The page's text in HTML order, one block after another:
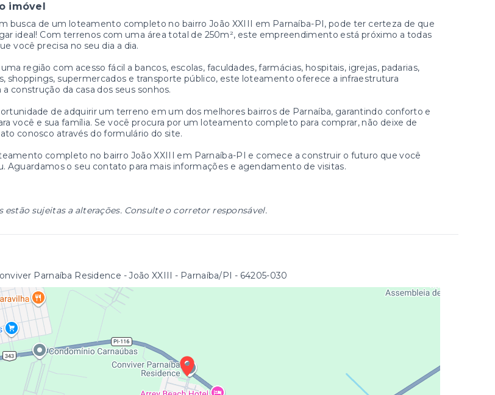
imóvel
busca de um loteamento completo no bairro João XXIII em Parnaíba-PI, pode ter certeza de que
ideal! Com terrenos com uma área total de 250m², este empreendimento está próximo a todas
você precisa no seu dia a dia.
região com acesso fácil a bancos, escolas, faculdades, farmácias, hospitais, igrejas, padarias,
shoppings, supermercados e transporte público, este loteamento oferece a infraestrutura
a construção da casa dos seus sonhos.
de adquirir um terreno em um dos melhores bairros de Parnaíba, garantindo conforto e
você e sua família. Se você procura por um loteamento completo para comprar, não deixe de
conosco através do formulário do site.
completo no bairro João XXIII em Parnaíba-PI e comece a construir o futuro que você
Aguardamos o seu contato para mais informações e agendamento de visitas.
estão sujeitas a alterações. Consulte o corretor responsável.
Parnaíba Residence - João XXIII - Parnaíba/PI - 64205-030